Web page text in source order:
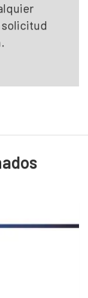
solicitud